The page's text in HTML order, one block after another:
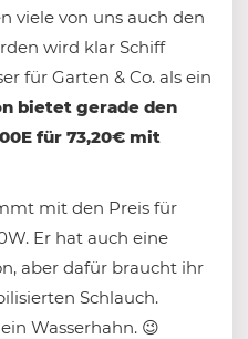
viele von uns auch den
wird klar Schiff
für Garten & Co. als ein
bietet gerade den
für 73,20€ mit
mit den Preis für
Er hat auch eine
aber dafür braucht ihr
Schlauch.
Wasserhahn. 😉